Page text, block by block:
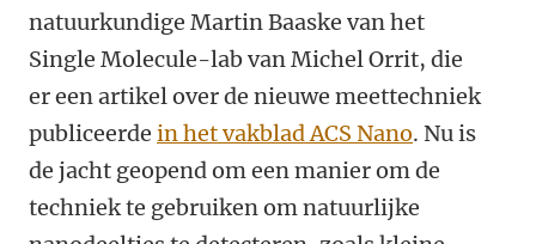
natuurkundige Martin Baaske van het
Single Molecule-lab van Michel Orrit, die
er een artikel over de nieuwe meettechniek
publiceerde in het vakblad ACS Nano. Nu is
de jacht geopend om een manier om de
techniek te gebruiken om natuurlijke